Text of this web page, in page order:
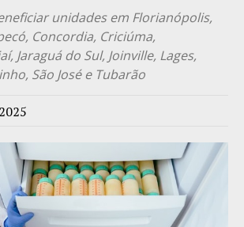
unidades em Florianópolis,
Concordia, Criciúma,
Jaraguá do Sul, Joinville, Lages,
São José e Tubarão